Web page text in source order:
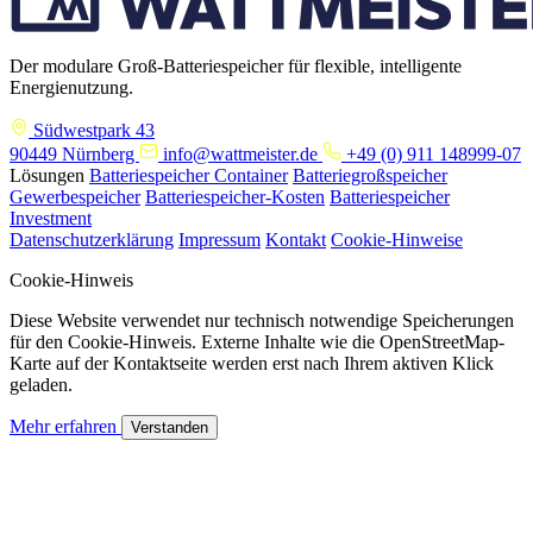
Der modulare Groß-Batteriespeicher für flexible, intelligente
Energienutzung.
Südwestpark 43
90449 Nürnberg
info@wattmeister.de
+49 (0) 911 148999-07
Lösungen Batteriespeicher Container Batteriegroßspeicher
Gewerbespeicher Batteriespeicher-Kosten Batteriespeicher
Investment
Datenschutzerklärung Impressum Kontakt Cookie-Hinweise
Cookie-Hinweis
Diese Website verwendet nur technisch notwendige Speicherungen
für den Cookie-Hinweis. Externe Inhalte wie die OpenStreetMap-
Karte auf der Kontaktseite werden erst nach Ihrem aktiven Klick
geladen.
Mehr erfahren Verstanden